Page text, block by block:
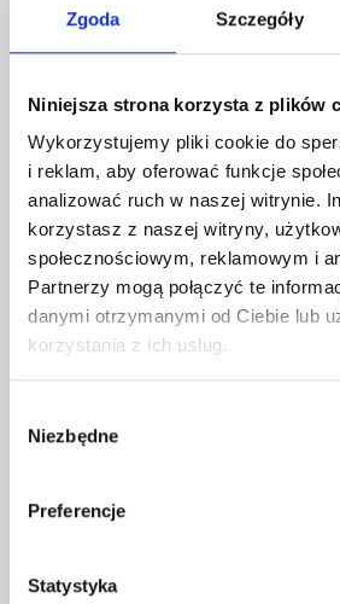
Zgoda Szczegóły
Niniejsza strona korzysta z plików
Wykorzystujemy pliki cookie do
i reklam, aby oferować funkcje
analizować ruch w naszej witrynie.
korzystasz z naszej witryny,
społecznościowym, reklamowym i
Partnerzy mogą połączyć te
danymi otrzymanymi od Ciebie lub
korzystania z ich usług.
zgody
Niezbędne
Preferencje
Statystyka
CONTACT FORM
Topic *
Niniejszym wyrażam zgodę na